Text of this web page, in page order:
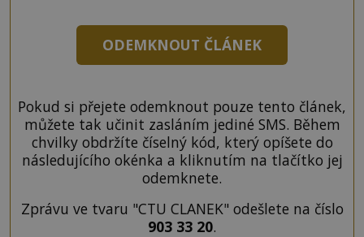
ODEMKNOUT ČLÁNEK
Pokud si přejete odemknout pouze tento článek,
můžete tak učinit zasláním jediné SMS. Během
chvilky obdržíte číselný kód, který opíšete do
následujícího okénka a kliknutím na tlačítko jej
odemknete.
Zprávu ve tvaru "CTU CLANEK" odešlete na číslo
903 33 20.